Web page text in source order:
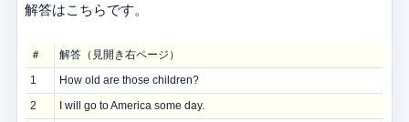
解答はこちらです。
＃
解答（見開き右ページ）
1
How old are those children?
2
I will go to America some day.